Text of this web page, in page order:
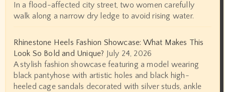
In a flood-affected city street, two women carefully
walk along a narrow dry ledge to avoid rising water.
Rhinestone Heels Fashion Showcase: What Makes This
Look So Bold and Unique? July 24, 2026
A stylish fashion showcase featuring a model wearing
black pantyhose with artistic holes and black high-
heeled cage sandals decorated with silver studs, ankle